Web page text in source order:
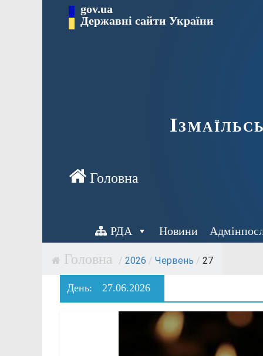
gov.ua
Державні сайти України
РДА Новини
/ 2026 / Червень / 27
День: 27.06.2026